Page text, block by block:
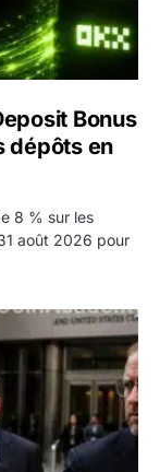
Bonus
dépôts en
8 % sur les
août 2026 pour
et